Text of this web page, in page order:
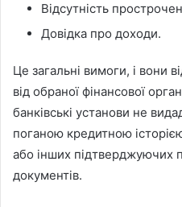
Відсутність
Довідка про доходи.
Це загальні вимоги, і вони
від обраної фінансової
банківські установи не
поганою кредитною
або інших підтверджуючих
документів.